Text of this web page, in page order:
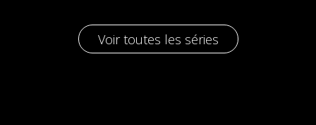
Voir toutes les séries